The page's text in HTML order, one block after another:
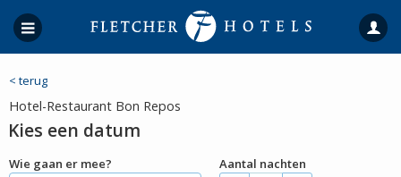
< terug
Hotel-Restaurant Bon Repos
Kies een datum
Wie gaan er mee?
Aantal nachten